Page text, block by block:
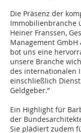
Die Präsenz der
Immobilienbranche
Heiner Franssen,
Management GmbH
bot uns eine
unsere Branche
des internationalen
einschließlich
Geldgeber.”
Ein Highlight für
der
Sie plädiert zudem